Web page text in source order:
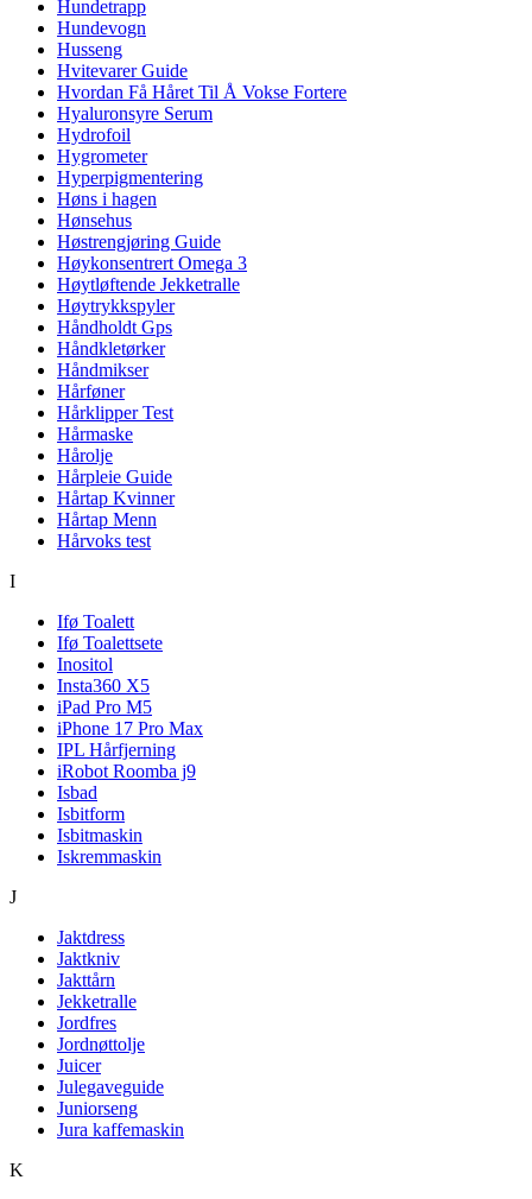
Hundetrapp
Hundevogn
Husseng
Hvitevarer Guide
Hvordan Få Håret Til Å Vokse Fortere
Hyaluronsyre Serum
Hydrofoil
Hygrometer
Hyperpigmentering
Høns i hagen
Hønsehus
Høstrengjøring Guide
Høykonsentrert Omega 3
Høytløftende Jekketralle
Høytrykkspyler
Håndholdt Gps
Håndkletørker
Håndmikser
Hårføner
Hårklipper Test
Hårmaske
Hårolje
Hårpleie Guide
Hårtap Kvinner
Hårtap Menn
Hårvoks test
I
Ifø Toalett
Ifø Toalettsete
Inositol
Insta360 X5
iPad Pro M5
iPhone 17 Pro Max
IPL Hårfjerning
iRobot Roomba j9
Isbad
Isbitform
Isbitmaskin
Iskremmaskin
J
Jaktdress
Jaktkniv
Jakttårn
Jekketralle
Jordfres
Jordnøttolje
Juicer
Julegaveguide
Juniorseng
Jura kaffemaskin
K